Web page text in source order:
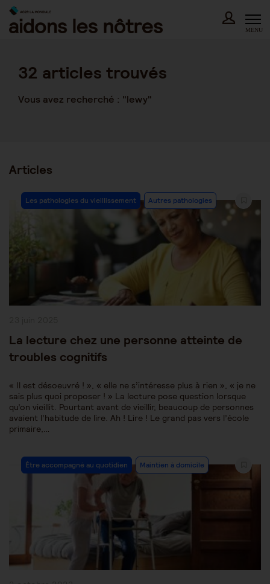
Skip
content
MENU
32 articles trouvés
Vous avez recherché : "lewy"
Articles
Post
Category:
Les pathologies du vieillissement Autres pathologies
La lecture chez une personne atteinte de
troubles cognitifs
« Il est désoeuvré ! », « elle ne s’intéresse plus à rien », « je ne
sais plus quoi proposer ! » La lecture pose question lorsque
qu’on vieillit. Pourtant avant de vieillir, beaucoup de personnes
avaient l’habitude de lire. Ah ! Lire ! Le grand pas vers l’école
primaire,…
Post
Category:
Être accompagné au quotidien Maintien à domicile